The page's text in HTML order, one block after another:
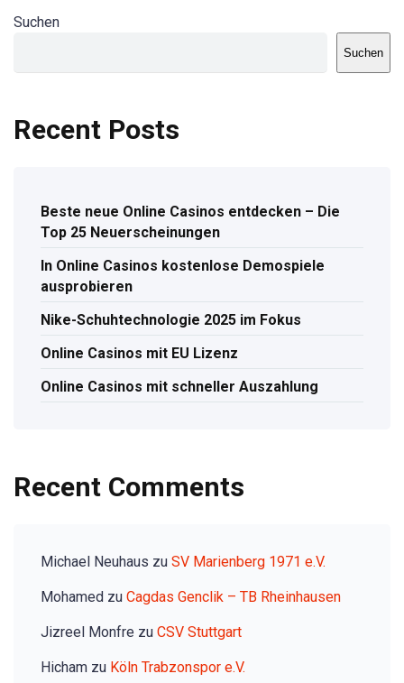
Suchen
Suchen
Recent Posts
Beste neue Online Casinos entdecken – Die
Top 25 Neuerscheinungen
In Online Casinos kostenlose Demospiele
ausprobieren
Nike-Schuhtechnologie 2025 im Fokus
Online Casinos mit EU Lizenz
Online Casinos mit schneller Auszahlung
Recent Comments
Michael Neuhaus zu SV Marienberg 1971 e.V.
Mohamed zu Cagdas Genclik – TB Rheinhausen
Jizreel Monfre zu CSV Stuttgart
Hicham zu Köln Trabzonspor e.V.